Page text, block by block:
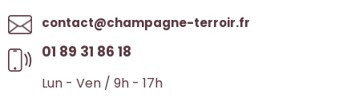
contact@champagne-terroir.fr
01 89 31 86 18
Lun - Ven / 9h - 17h